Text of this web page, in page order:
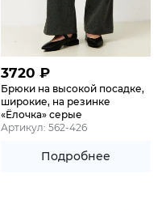
3720 ₽
Брюки на высокой посадке,
широкие, на резинке
«Ёлочка» серые
Артикул: 562-426
Подробнее